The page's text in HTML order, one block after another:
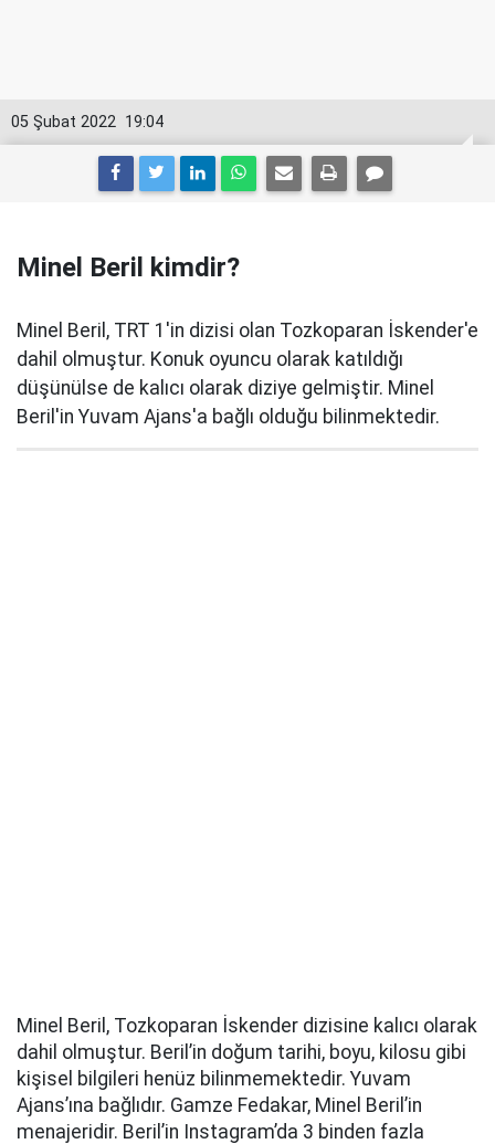
19:04
05 Şubat 2022
Minel Beril kimdir?
Minel Beril, TRT 1'in dizisi olan Tozkoparan İskender'e
dahil olmuştur. Konuk oyuncu olarak katıldığı
düşünülse de kalıcı olarak diziye gelmiştir. Minel
Beril'in Yuvam Ajans'a bağlı olduğu bilinmektedir.
Minel Beril, Tozkoparan İskender dizisine kalıcı olarak
dahil olmuştur. Beril’in doğum tarihi, boyu, kilosu gibi
kişisel bilgileri henüz bilinmemektedir. Yuvam
Ajans’ına bağlıdır. Gamze Fedakar, Minel Beril’in
menajeridir. Beril’in Instagram’da 3 binden fazla